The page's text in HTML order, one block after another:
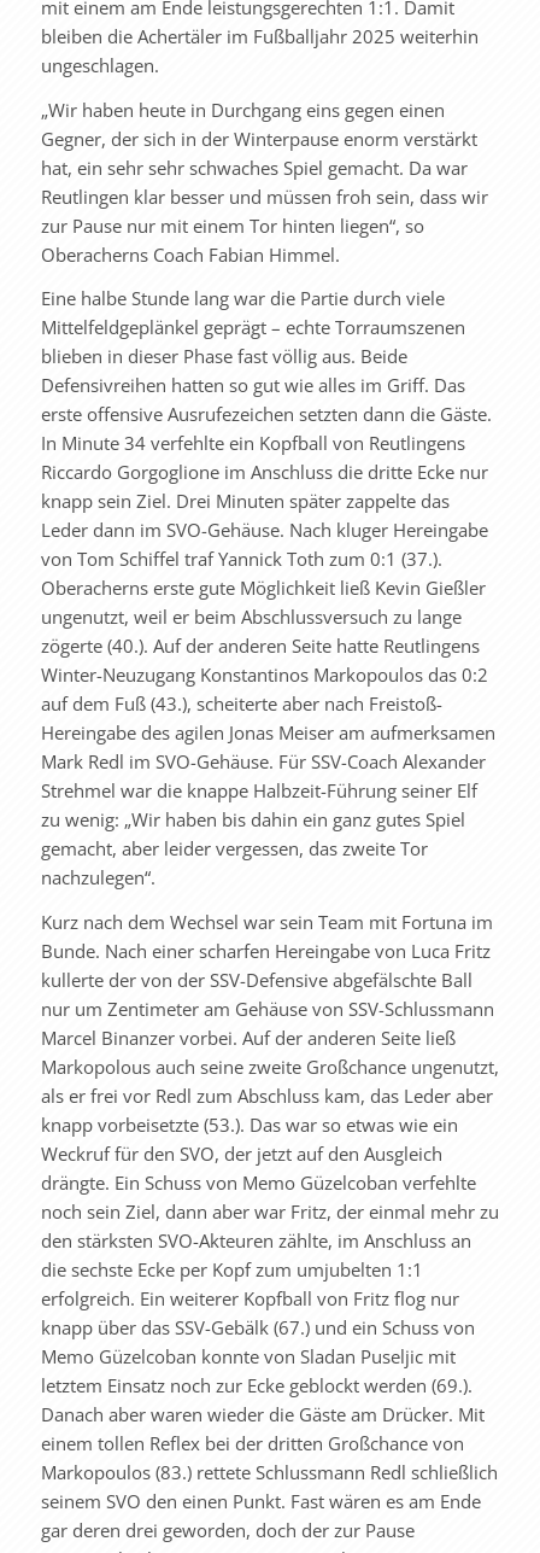
mit einem am Ende leistungsgerechten 1:1. Damit
bleiben die Achertäler im Fußballjahr 2025 weiterhin
ungeschlagen.
„Wir haben heute in Durchgang eins gegen einen
Gegner, der sich in der Winterpause enorm verstärkt
hat, ein sehr sehr schwaches Spiel gemacht. Da war
Reutlingen klar besser und müssen froh sein, dass wir
zur Pause nur mit einem Tor hinten liegen“, so
Oberacherns Coach Fabian Himmel.
Eine halbe Stunde lang war die Partie durch viele
Mittelfeldgeplänkel geprägt – echte Torraumszenen
blieben in dieser Phase fast völlig aus. Beide
Defensivreihen hatten so gut wie alles im Griff. Das
erste offensive Ausrufezeichen setzten dann die Gäste.
In Minute 34 verfehlte ein Kopfball von Reutlingens
Riccardo Gorgoglione im Anschluss die dritte Ecke nur
knapp sein Ziel. Drei Minuten später zappelte das
Leder dann im SVO-Gehäuse. Nach kluger Hereingabe
von Tom Schiffel traf Yannick Toth zum 0:1 (37.).
Oberacherns erste gute Möglichkeit ließ Kevin Gießler
ungenutzt, weil er beim Abschlussversuch zu lange
zögerte (40.). Auf der anderen Seite hatte Reutlingens
Winter-Neuzugang Konstantinos Markopoulos das 0:2
auf dem Fuß (43.), scheiterte aber nach Freistoß-
Hereingabe des agilen Jonas Meiser am aufmerksamen
Mark Redl im SVO-Gehäuse. Für SSV-Coach Alexander
Strehmel war die knappe Halbzeit-Führung seiner Elf
zu wenig: „Wir haben bis dahin ein ganz gutes Spiel
gemacht, aber leider vergessen, das zweite Tor
nachzulegen“.
Kurz nach dem Wechsel war sein Team mit Fortuna im
Bunde. Nach einer scharfen Hereingabe von Luca Fritz
kullerte der von der SSV-Defensive abgefälschte Ball
nur um Zentimeter am Gehäuse von SSV-Schlussmann
Marcel Binanzer vorbei. Auf der anderen Seite ließ
Markopolous auch seine zweite Großchance ungenutzt,
als er frei vor Redl zum Abschluss kam, das Leder aber
knapp vorbeisetzte (53.). Das war so etwas wie ein
Weckruf für den SVO, der jetzt auf den Ausgleich
drängte. Ein Schuss von Memo Güzelcoban verfehlte
noch sein Ziel, dann aber war Fritz, der einmal mehr zu
den stärksten SVO-Akteuren zählte, im Anschluss an
die sechste Ecke per Kopf zum umjubelten 1:1
erfolgreich. Ein weiterer Kopfball von Fritz flog nur
knapp über das SSV-Gebälk (67.) und ein Schuss von
Memo Güzelcoban konnte von Sladan Puseljic mit
letztem Einsatz noch zur Ecke geblockt werden (69.).
Danach aber waren wieder die Gäste am Drücker. Mit
einem tollen Reflex bei der dritten Großchance von
Markopoulos (83.) rettete Schlussmann Redl schließlich
seinem SVO den einen Punkt. Fast wären es am Ende
gar deren drei geworden, doch der zur Pause